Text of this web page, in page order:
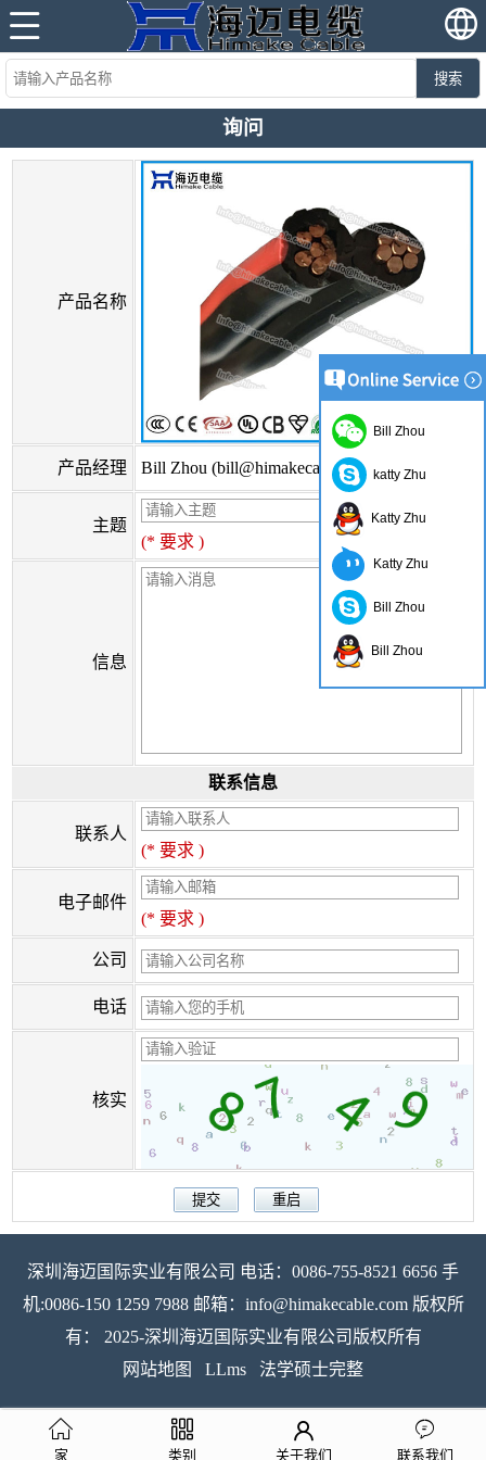
搜索
询问
产品名称
产品经理 Bill Zhou (bill@himakecable.com)
主题
(* 要求 )
信息
联系信息
联系人
(* 要求 )
电子邮件
(* 要求 )
公司
电话
核实
深圳海迈国际实业有限公司 电话：0086-755-8521 6656 手
机:0086-150 1259 7988 邮箱：info@himakecable.com 版权所
有： 2025-深圳海迈国际实业有限公司版权所有
网站地图
LLms 法学硕士完整
家 类别 关于我们 联系我们
Bill Zhou
katty Zhu
Katty Zhu
Katty Zhu
Bill Zhou
Bill Zhou